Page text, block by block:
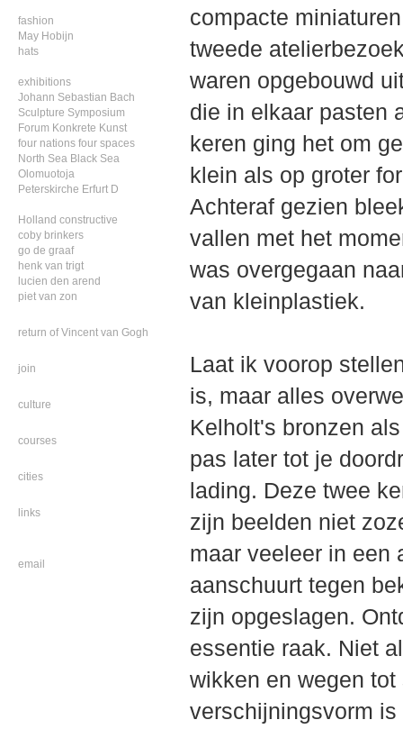
fashion
May Hobijn
hats
exhibitions
Johann Sebastian Bach
Sculpture Symposium
Forum Konkrete Kunst
four nations four spaces
North Sea Black Sea
Olomuotoja
Peterskirche Erfurt D
Holland constructive
coby brinkers
go de graaf
henk van trigt
lucien den arend
piet van zon
return of Vincent van Gogh
join
culture
courses
cities
links
email
compacte
tweede
waren opgebouwd
die in elkaar pasten
keren ging het om
klein als op groter
Achteraf gezien
vallen met het
was overgegaan
van kleinplastiek.
Laat ik voorop
is, maar alles
Kelholt's bronzen
pas later tot je
lading. Deze twee
zijn beelden niet
maar veeleer in een
aanschuurt tegen
zijn opgeslagen.
essentie raak. Niet
wikken en wegen
verschijningsvorm